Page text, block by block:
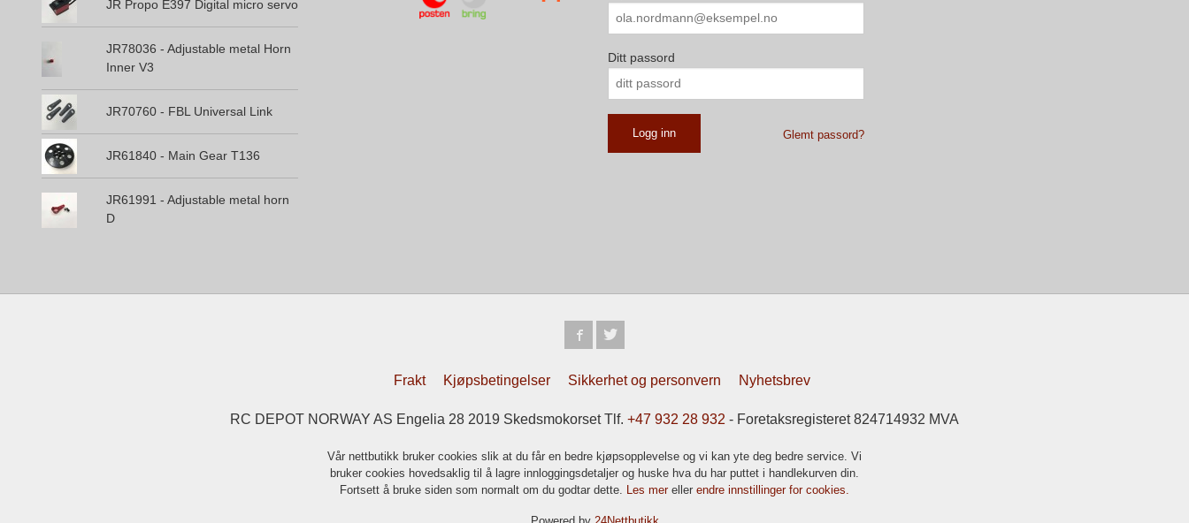
JR Propo E397 Digital micro servo
JR78036 - Adjustable metal Horn
Inner V3
JR70760 - FBL Universal Link
JR61840 - Main Gear T136
JR61991 - Adjustable metal horn
D
Ditt passord
Glemt passord?
Frakt Kjøpsbetingelser Sikkerhet og personvern Nyhetsbrev
RC DEPOT NORWAY AS Engelia 28 2019 Skedsmokorset Tlf. +47 932 28 932 - Foretaksregisteret 824714932 MVA
Vår nettbutikk bruker cookies slik at du får en bedre kjøpsopplevelse og vi kan yte deg bedre service. Vi
bruker cookies hovedsaklig til å lagre innloggingsdetaljer og huske hva du har puttet i handlekurven din.
Fortsett å bruke siden som normalt om du godtar dette. Les mer eller endre innstillinger for cookies.